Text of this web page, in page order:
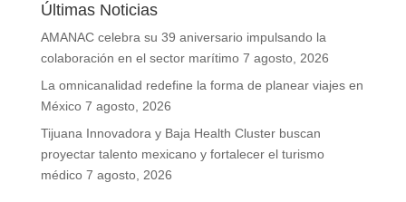
Últimas Noticias
AMANAC celebra su 39 aniversario impulsando la
colaboración en el sector marítimo 7 agosto, 2026
La omnicanalidad redefine la forma de planear viajes en
México 7 agosto, 2026
Tijuana Innovadora y Baja Health Cluster buscan
proyectar talento mexicano y fortalecer el turismo
médico 7 agosto, 2026